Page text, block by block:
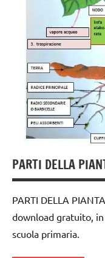
PEDAGOGIE
recite
Steiner
TUTTI GLI
ARGOMENTI
PER ETA'
TUTTI GLI
ARGOMENTI
PER ETA'
TUTTI GLI
ARTICOLI
ARGOMENTI
TUTTI GLI
ARTICOLI
DELL'ANNO
LINGUAGGIO
racconti
TUTTI GLI
ARGOMENTI
TUTTI GLI
ARTICOLI
PARTI DELLA
PARTI DELLA
download gratuito,
scuola primaria.